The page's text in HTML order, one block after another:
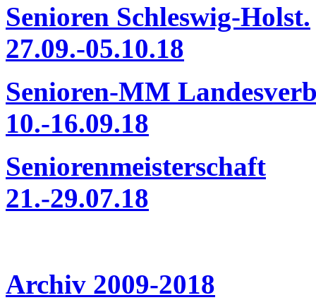
Senioren Schleswig-Holst.
27.09.-05.10.18
Senioren-MM
10.-16.09.18
Seniorenmeisterschaft
21.-29.07.18
Archiv 2009-2018